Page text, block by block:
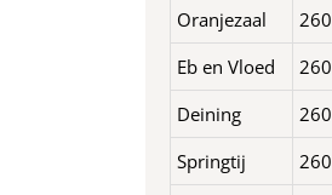
Oranjezaal
260
Eb en Vloed
260
Deining
260
Springtij
260